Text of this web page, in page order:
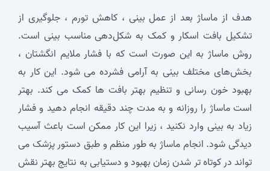
هدف از ماساژ بعد از عمل بینی ، کاهش تورم ، جلوگیری از
تشکیل بافت اسکار و کمک به شکل‌دهی مناسب بینی است.
روش ماساژ به این صورت است که با فشار ملایم انگشتان ،
بخش‌های مختلف بینی به آرامی فشرده می‌ شود. این کار به
بهبود خون‌ رسانی و تنظیم بهتر بافت‌ ها کمک می‌ کند. بهتر
است ماساژ را روزانه و به مدت چند دقیقه انجام دهید و فشار
زیاد به بینی وارد نکنید ، زیرا این کار ممکن است باعث آسیب‌
دیدگی شود. انجام ماساژ به طور منظم و طبق دستور پزشک می‌
تواند در کوتاه‌ تر شدن زمان بهبود و دستیابی به نتایج بهتر نقش